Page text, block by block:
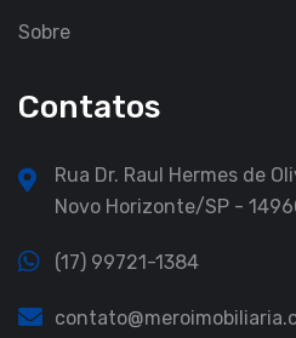
Sobre
Contatos
Rua Dr. Raul Hermes de
Novo Horizonte/SP -
(17) 99721-1384